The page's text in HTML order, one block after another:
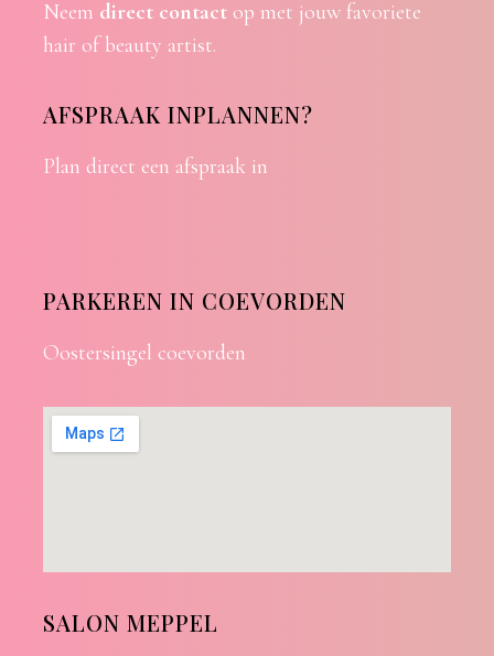
Neem direct contactop met jouw favoriete
hair of beauty artist.
AFSPRAAK INPLANNEN?
Plan direct een afspraak in
PARKEREN IN COEVORDEN
Oostersingel coevorden
SALON MEPPEL